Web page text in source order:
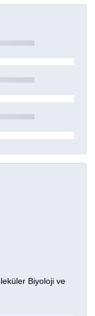
Biyoloji ve